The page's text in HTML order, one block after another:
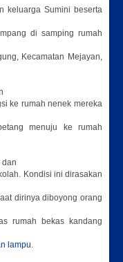
keluarga Sumini beserta
di samping rumah
Kecamatan Mejayan,
ke rumah nenek mereka
menuju ke rumah
dan
Kondisi ini dirasakan
dirinya diboyong orang
rumah bekas kandang
lampu